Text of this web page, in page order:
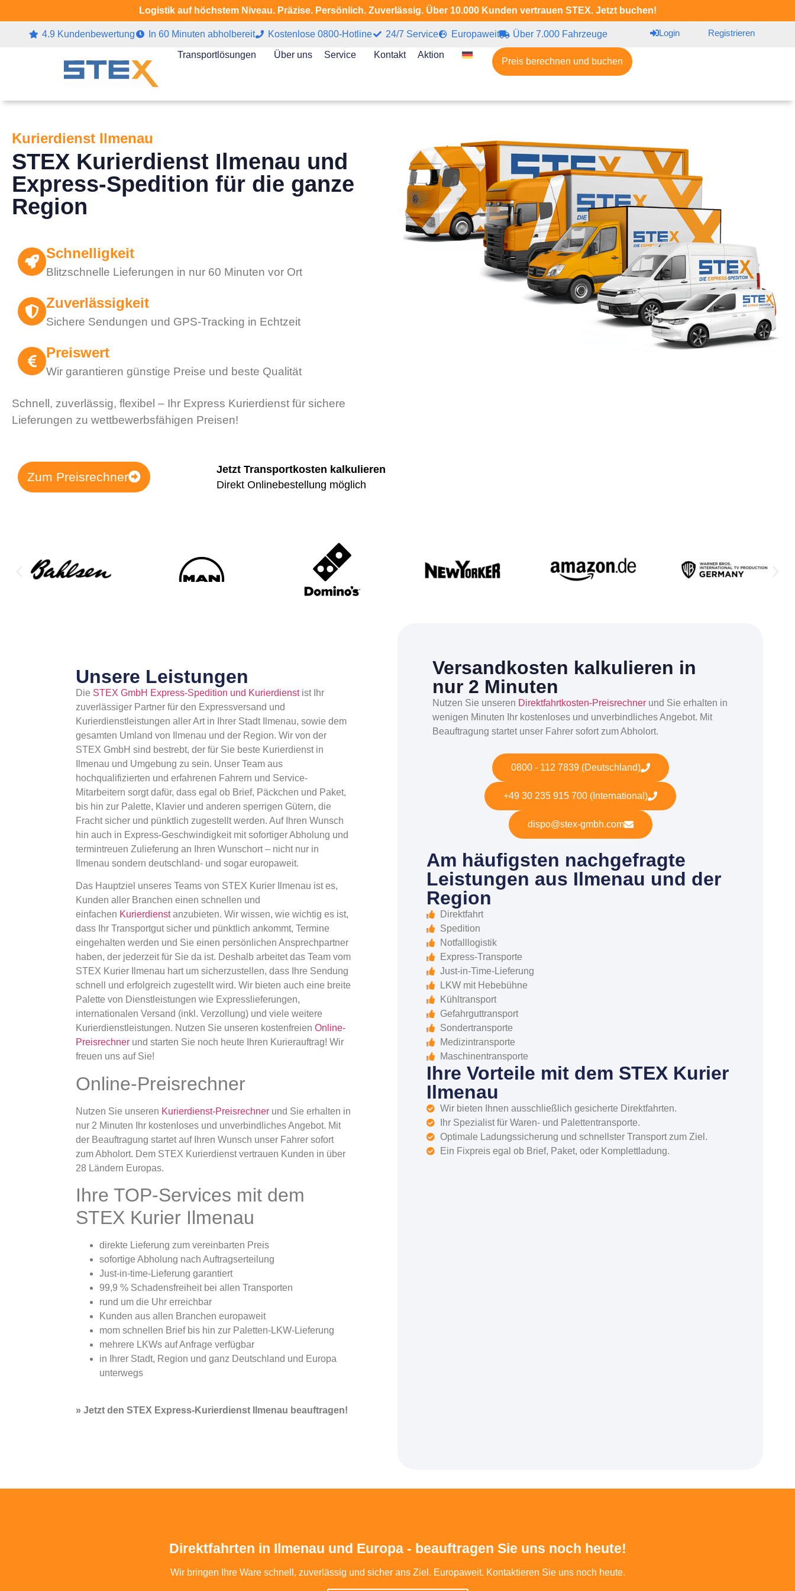
Logistik auf höchstem Niveau. Präzise. Persönlich. Zuverlässig. Über 10.000 Kunden vertrauen STEX. Jetzt buchen!
4.9 Kundenbewertung In 60 Minuten abholbereit Kostenlose 0800-Hotline 24/7 Service Europaweit Über 7.000 Fahrzeuge Login Registrieren
Transportlösungen Über uns Service Kontakt Aktion
Preis berechnen und buchen
Kurierdienst Ilmenau
STEX Kurierdienst Ilmenau und
Express-Spedition für die ganze
Region
Schnelligkeit
Blitzschnelle Lieferungen in nur 60 Minuten vor Ort
Zuverlässigkeit
Sichere Sendungen und GPS-Tracking in Echtzeit
Preiswert
Wir garantieren günstige Preise und beste Qualität
Schnell, zuverlässig, flexibel – Ihr Express Kurierdienst für sichere
Lieferungen zu wettbewerbsfähigen Preisen!
Zum Preisrechner
Jetzt Transportkosten kalkulieren
Direkt Onlinebestellung möglich
Unsere Leistungen
Die STEX GmbH Express-Spedition und Kurierdienstist Ihr
zuverlässiger Partner für den Expressversand und
Kurierdienstleistungen aller Art in Ihrer Stadt Ilmenau, sowie dem
gesamten Umland von Ilmenau und der Region. Wir von der
STEX GmbH sind bestrebt, der für Sie beste Kurierdienst in
Ilmenau und Umgebung zu sein. Unser Team aus
hochqualifizierten und erfahrenen Fahrern und Service-
Mitarbeitern sorgt dafür, dass egal ob Brief, Päckchen und Paket,
bis hin zur Palette, Klavier und anderen sperrigen Gütern, die
Fracht sicher und pünktlich zugestellt werden. Auf Ihren Wunsch
hin auch in Express-Geschwindigkeit mit sofortiger Abholung und
termintreuen Zulieferung an Ihren Wunschort – nicht nur in
Ilmenau sondern deutschland- und sogar europaweit.
Das Hauptziel unseres Teams von STEX Kurier Ilmenau ist es,
Kunden aller Branchen einen schnellen und
einfachen Kurierdienstanzubieten. Wir wissen, wie wichtig es ist,
dass Ihr Transportgut sicher und pünktlich ankommt, Termine
eingehalten werden und Sie einen persönlichen Ansprechpartner
haben, der jederzeit für Sie da ist. Deshalb arbeitet das Team vom
STEX Kurier Ilmenau hart um sicherzustellen, dass Ihre Sendung
schnell und erfolgreich zugestellt wird. Wir bieten auch eine breite
Palette von Dienstleistungen wie Expresslieferungen,
internationalen Versand (inkl. Verzollung) und viele weitere
Kurierdienstleistungen. Nutzen Sie unseren kostenfreien Online-
Preisrechnerund starten Sie noch heute Ihren Kurierauftrag! Wir
freuen uns auf Sie!
Online-Preisrechner
Nutzen Sie unseren Kurierdienst-Preisrechnerund Sie erhalten in
nur 2 Minuten Ihr kostenloses und unverbindliches Angebot. Mit
der Beauftragung startet auf Ihren Wunsch unser Fahrer sofort
zum Abholort. Dem STEX Kurierdienst vertrauen Kunden in über
28 Ländern Europas.
Ihre TOP-Services mit dem
STEX Kurier Ilmenau
direkte Lieferung zum vereinbarten Preis
sofortige Abholung nach Auftragserteilung
Just-in-time-Lieferung garantiert
99,9 % Schadensfreiheit bei allen Transporten
rund um die Uhr erreichbar
Kunden aus allen Branchen europaweit
mom schnellen Brief bis hin zur Paletten-LKW-Lieferung
mehrere LKWs auf Anfrage verfügbar
in Ihrer Stadt, Region und ganz Deutschland und Europa
unterwegs
» Jetzt den STEX Express-Kurierdienst Ilmenau beauftragen!
Versandkosten kalkulieren in
nur 2 Minuten
Nutzen Sie unseren Direktfahrtkosten-Preisrechner und Sie erhalten in
wenigen Minuten Ihr kostenloses und unverbindliches Angebot. Mit
Beauftragung startet unser Fahrer sofort zum Abholort.
0800 - 112 7839 (Deutschland)
+49 30 235 915 700 (International)
dispo@stex-gmbh.com
Am häufigsten nachgefragte
Leistungen aus Ilmenau und der
Region
Direktfahrt
Spedition
Notfalllogistik
Express-Transporte
Just-in-Time-Lieferung
LKW mit Hebebühne
Kühltransport
Gefahrguttransport
Sondertransporte
Medizintransporte
Maschinentransporte
Ihre Vorteile mit dem STEX Kurier
Ilmenau
Wir bieten Ihnen ausschließlich gesicherte Direktfahrten.
Ihr Spezialist für Waren- und Palettentransporte.
Optimale Ladungssicherung und schnellster Transport zum Ziel.
Ein Fixpreis egal ob Brief, Paket, oder Komplettladung.
Direktfahrten in Ilmenau und Europa - beauftragen Sie uns noch heute!
Wir bringen Ihre Ware schnell, zuverlässig und sicher ans Ziel. Europaweit. Kontaktieren Sie uns noch heute.